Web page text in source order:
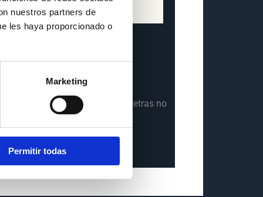
nuestros partners de
les haya proporcionado o
Marketing
Permitir todas
cardiaca«. Una
enfermedad con todas sus letras no